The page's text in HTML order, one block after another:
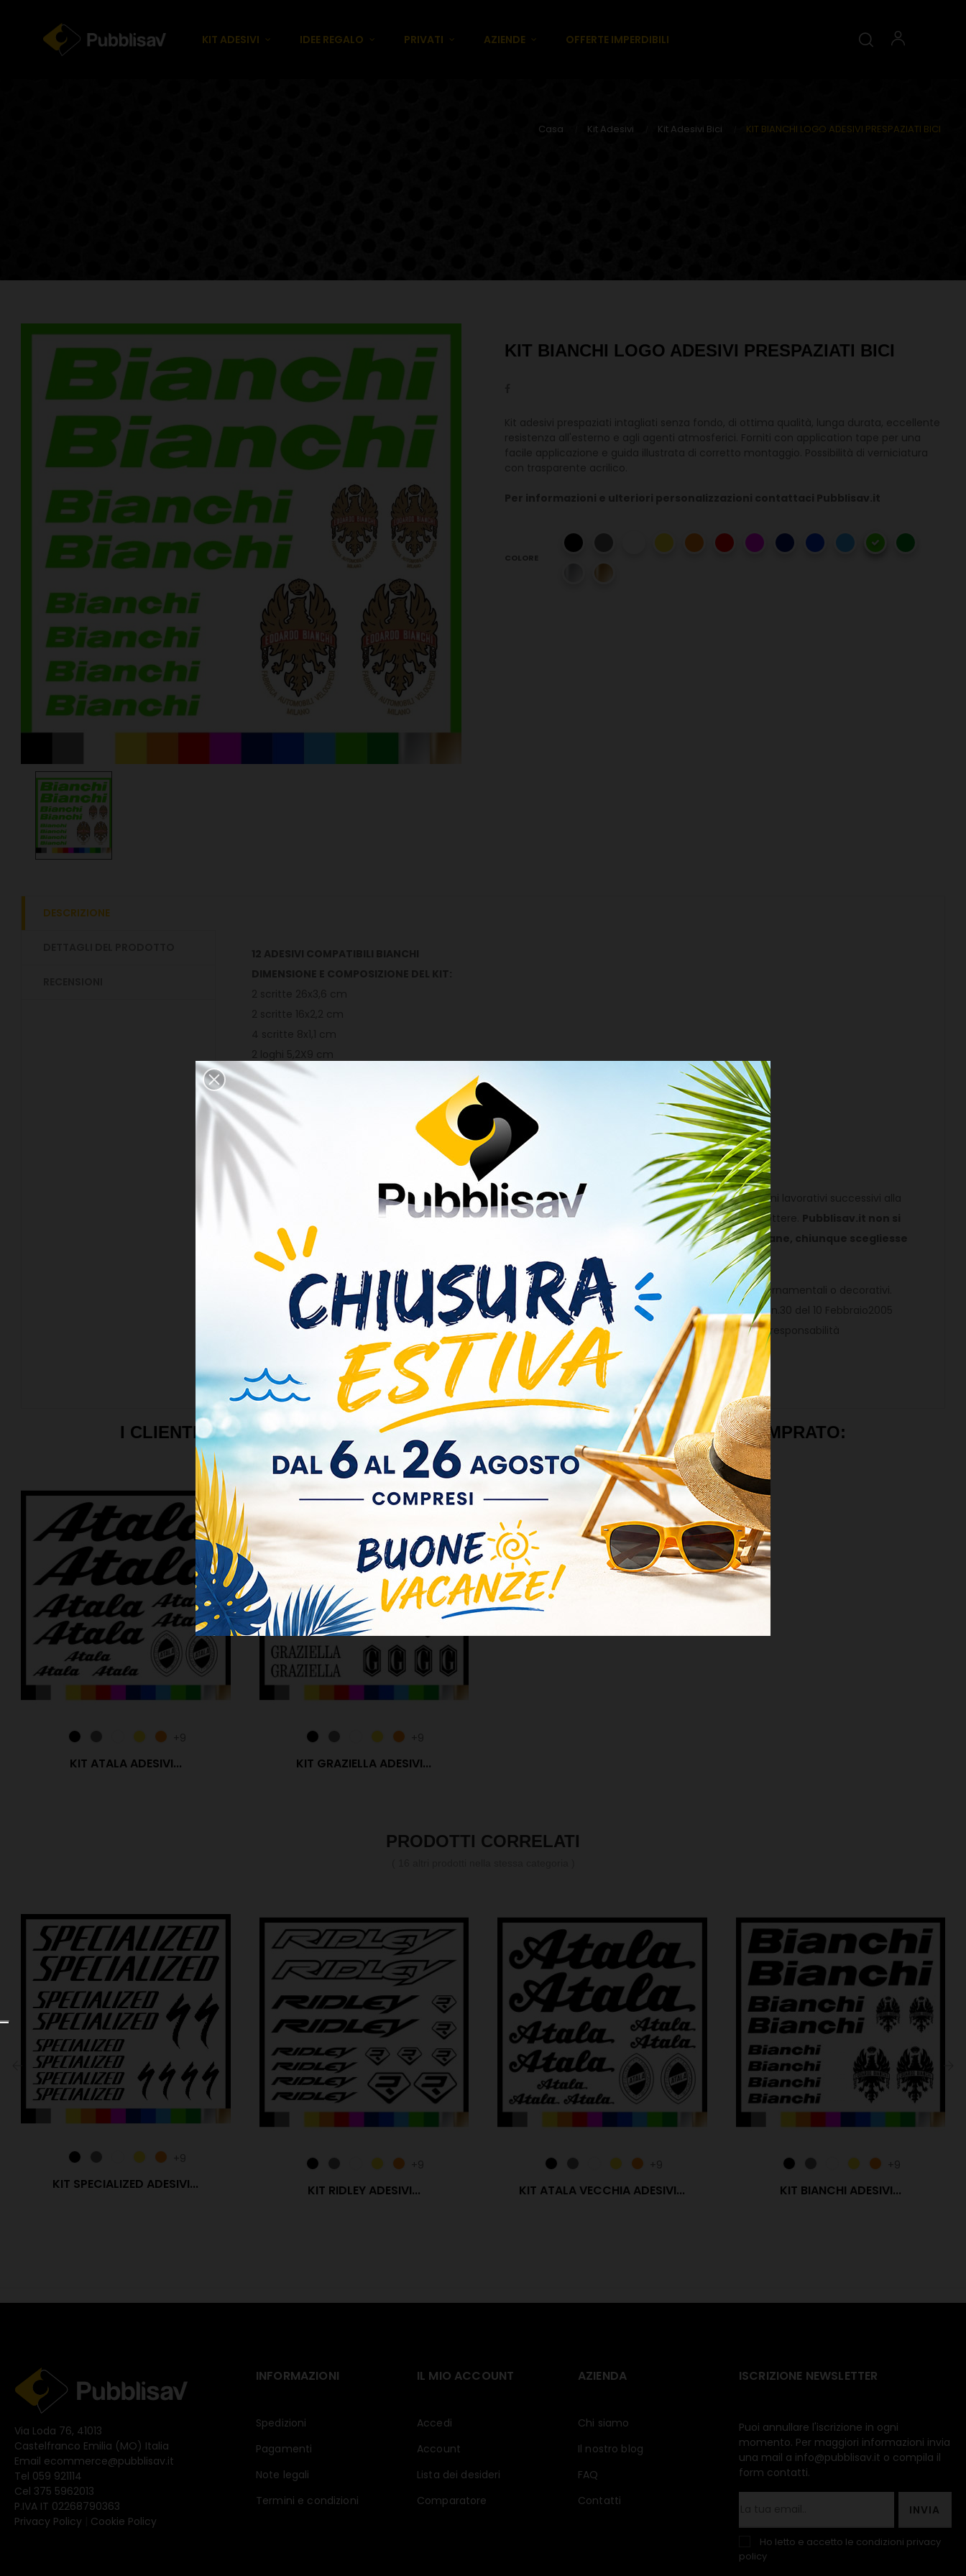
KIT ADESIVI IDEE REGALO PRIVATI AZIENDE OFFERTE IMPERDIBILI
Casa Kit Adesivi Kit Adesivi Bici KIT BIANCHI LOGO ADESIVI PRESPAZIATI BICI
KIT BIANCHI LOGO ADESIVI PRESPAZIATI BICI
DESCRIZIONE
2 loghi 4,5X2,6 cm
Materiale
Durata 5/7 anni alle intemperie
L'articolo può essere spedito con:
- CORRIERE ESPRESSO BRT
(consigliato), consegna tracciabile in 24/48h dalla data di spedizione;
- POSTA1 PRO
(non consigliata) con la sola tracciabilità di avvenuta consegna, ricezione entro 4/6 giorni lavorativi successivi alla
data di spedizione. È a discrezione del postino piegare la busta al fine di inserirela nella buchetta delle lettere.
assume alcuna responsabilità di ritardi, mancate consegne o piegature da parte di Poste Italiane, chiunque scegliesse
questa spedizione è consapevole di quanto appena descritto.
ATTENZIONE
L'oggetto di questa vendita è un ricambio non originale destinato ad uso privato per fini ornamentali o decorativi.
Loghi e Marchi appartengono ai rispettivi proprietari ai sensi dell'Art. 21, comma (1), lettera (c) del D.Lgs. n.30 del 10 Febbraio2005
(Codice della proprietà industriale). Qualsiasi uso difforme è vietato dalla legge e ricade sotto la piena responsabilità
I CLIENTI CHE HANNO ACQUISTATO QUESTO PRODOTTO HANNO ANCHE COMPRATO:
KIT ATALA ADESIVI... KIT GRAZIELLA ADESIVI...
PRODOTTI CORRELATI
KIT SPECIALIZED ADESIVI... KIT RIDLEY ADESIVI... KIT ATALA VECCHIA ADESIVI... KIT BIANCHI ADESIVI...
Via Loda 76, 41013
Castelfranco Emilia (MO) Italia
Email ecommerce@pubblisav.it
Tel 059 921114
Cel 375 5962013
P.IVA IT 02268790363
Privacy Policy
Cookie Policy
INFORMAZIONI
Spedizioni
Pagamenti
Note legali
Termini e condizioni
IL MIO ACCOUNT
Accedi
Account
Lista dei desideri
Comparatore
AZIENDA
Chi siamo
Il nostro blog
FAQ
Contatti
ISCRIZIONE NEWSLETTER
Puoi annullare l'iscrizione in ogni
momento. Per maggiori informazioni invia
una mail a info@pubblisav.it o compila il
form contatti.
INVIA
Ho letto e accetto le condizioni privacy
policy